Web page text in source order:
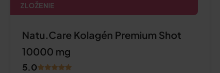
ZLOŽENIE
Natu.Care Kolagén Premium Shot
10000 mg
5.0